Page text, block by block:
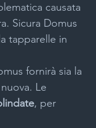
causata
Sicura Domus
tapparelle in
fornirà sia la
Le
, per